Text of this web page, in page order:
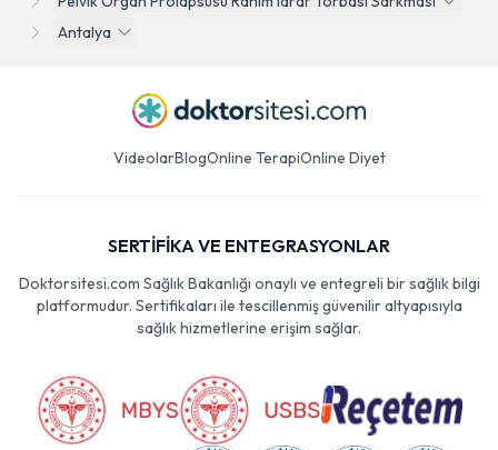
Antalya
VideolarBlogOnline TerapiOnline Diyet
SERTİFİKA VE ENTEGRASYONLAR
Doktorsitesi.com Sağlık Bakanlığı onaylı ve entegreli bir sağlık bilgi
platformudur. Sertifikaları ile tescillenmiş güvenilir altyapısıyla
sağlık hizmetlerine erişim sağlar.